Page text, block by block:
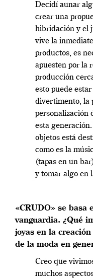
Decidí aunar
crear una
hibridación y el
vive la
productos, es
apuesten por la
producción
esto puede
divertimento, la
personalización
esta
objetos está
como es la
(tapas en un
y tomar algo en
«CRUDO» se basa
vanguardia. ¿Qué
joyas en la
de la moda en
Creo que
muchos